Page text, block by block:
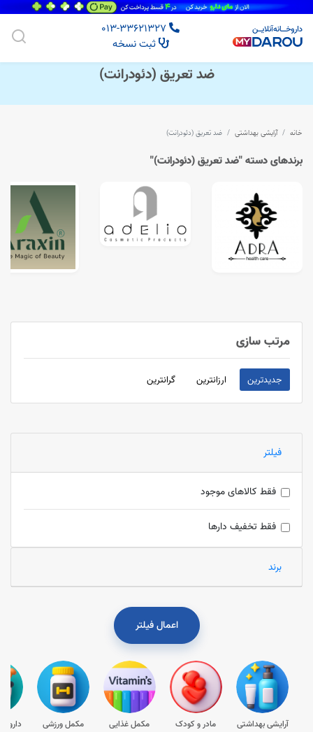
ثبت نسخه
ضد تعریق (دئودرانت)
خانه آرایشی بهداشتی ضد تعریق (دئودرانت)
برندهای دسته "ضد تعریق (دئودرانت)"
مرتب سازی
جدیدترین ارزانترین گرانترین
فیلتر
فقط کالاهای موجود
فقط تخفیف دارها
برند
اعمال فیلتر
آرایشی بهداشتی مادر و کودک مکمل غذایی مکمل ورزشی